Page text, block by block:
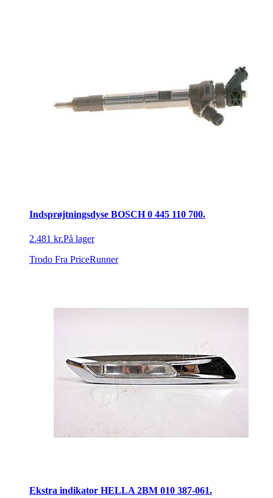
Indsprøjtningsdyse BOSCH 0 445 110 700.
2.481 kr.På lager
Trodo Fra PriceRunner
Ekstra indikator HELLA 2BM 010 387-061.